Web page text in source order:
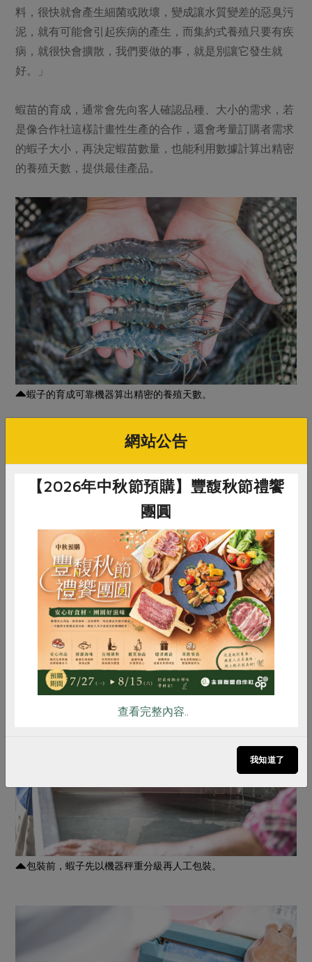
料，很快就會產生細菌或敗壞，變成讓水質變差的惡臭污
泥，就有可能會引起疾病的產生，而集約式養殖只要有疾
病，就很快會擴散，我們要做的事，就是別讓它發生就
好。」
蝦苗的育成，通常會先向客人確認品種、大小的需求，若
是像合作社這樣計畫性生產的合作，還會考量訂購者需求
的蝦子大小，再決定蝦苗數量，也能利用數據計算出精密
的養殖天數，提供最佳產品。
蝦子的育成可靠機器算出精密的養殖天數。
包裝前，蝦子先以機器秤重分級再人工包裝。
惜食 RPET 食譜 減硝酸鹽
雞蛋 食安 共同購買
網站公告
【2026年中秋節預購】豐馥秋節禮饗
團圓
查看完整內容..
我知道了